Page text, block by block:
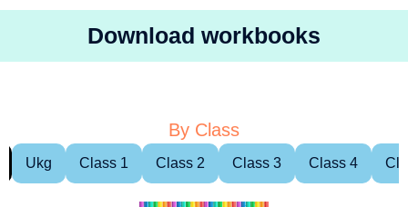
Download workbooks
By Class
Ukg Class 1 Class 2 Class 3 Class 4